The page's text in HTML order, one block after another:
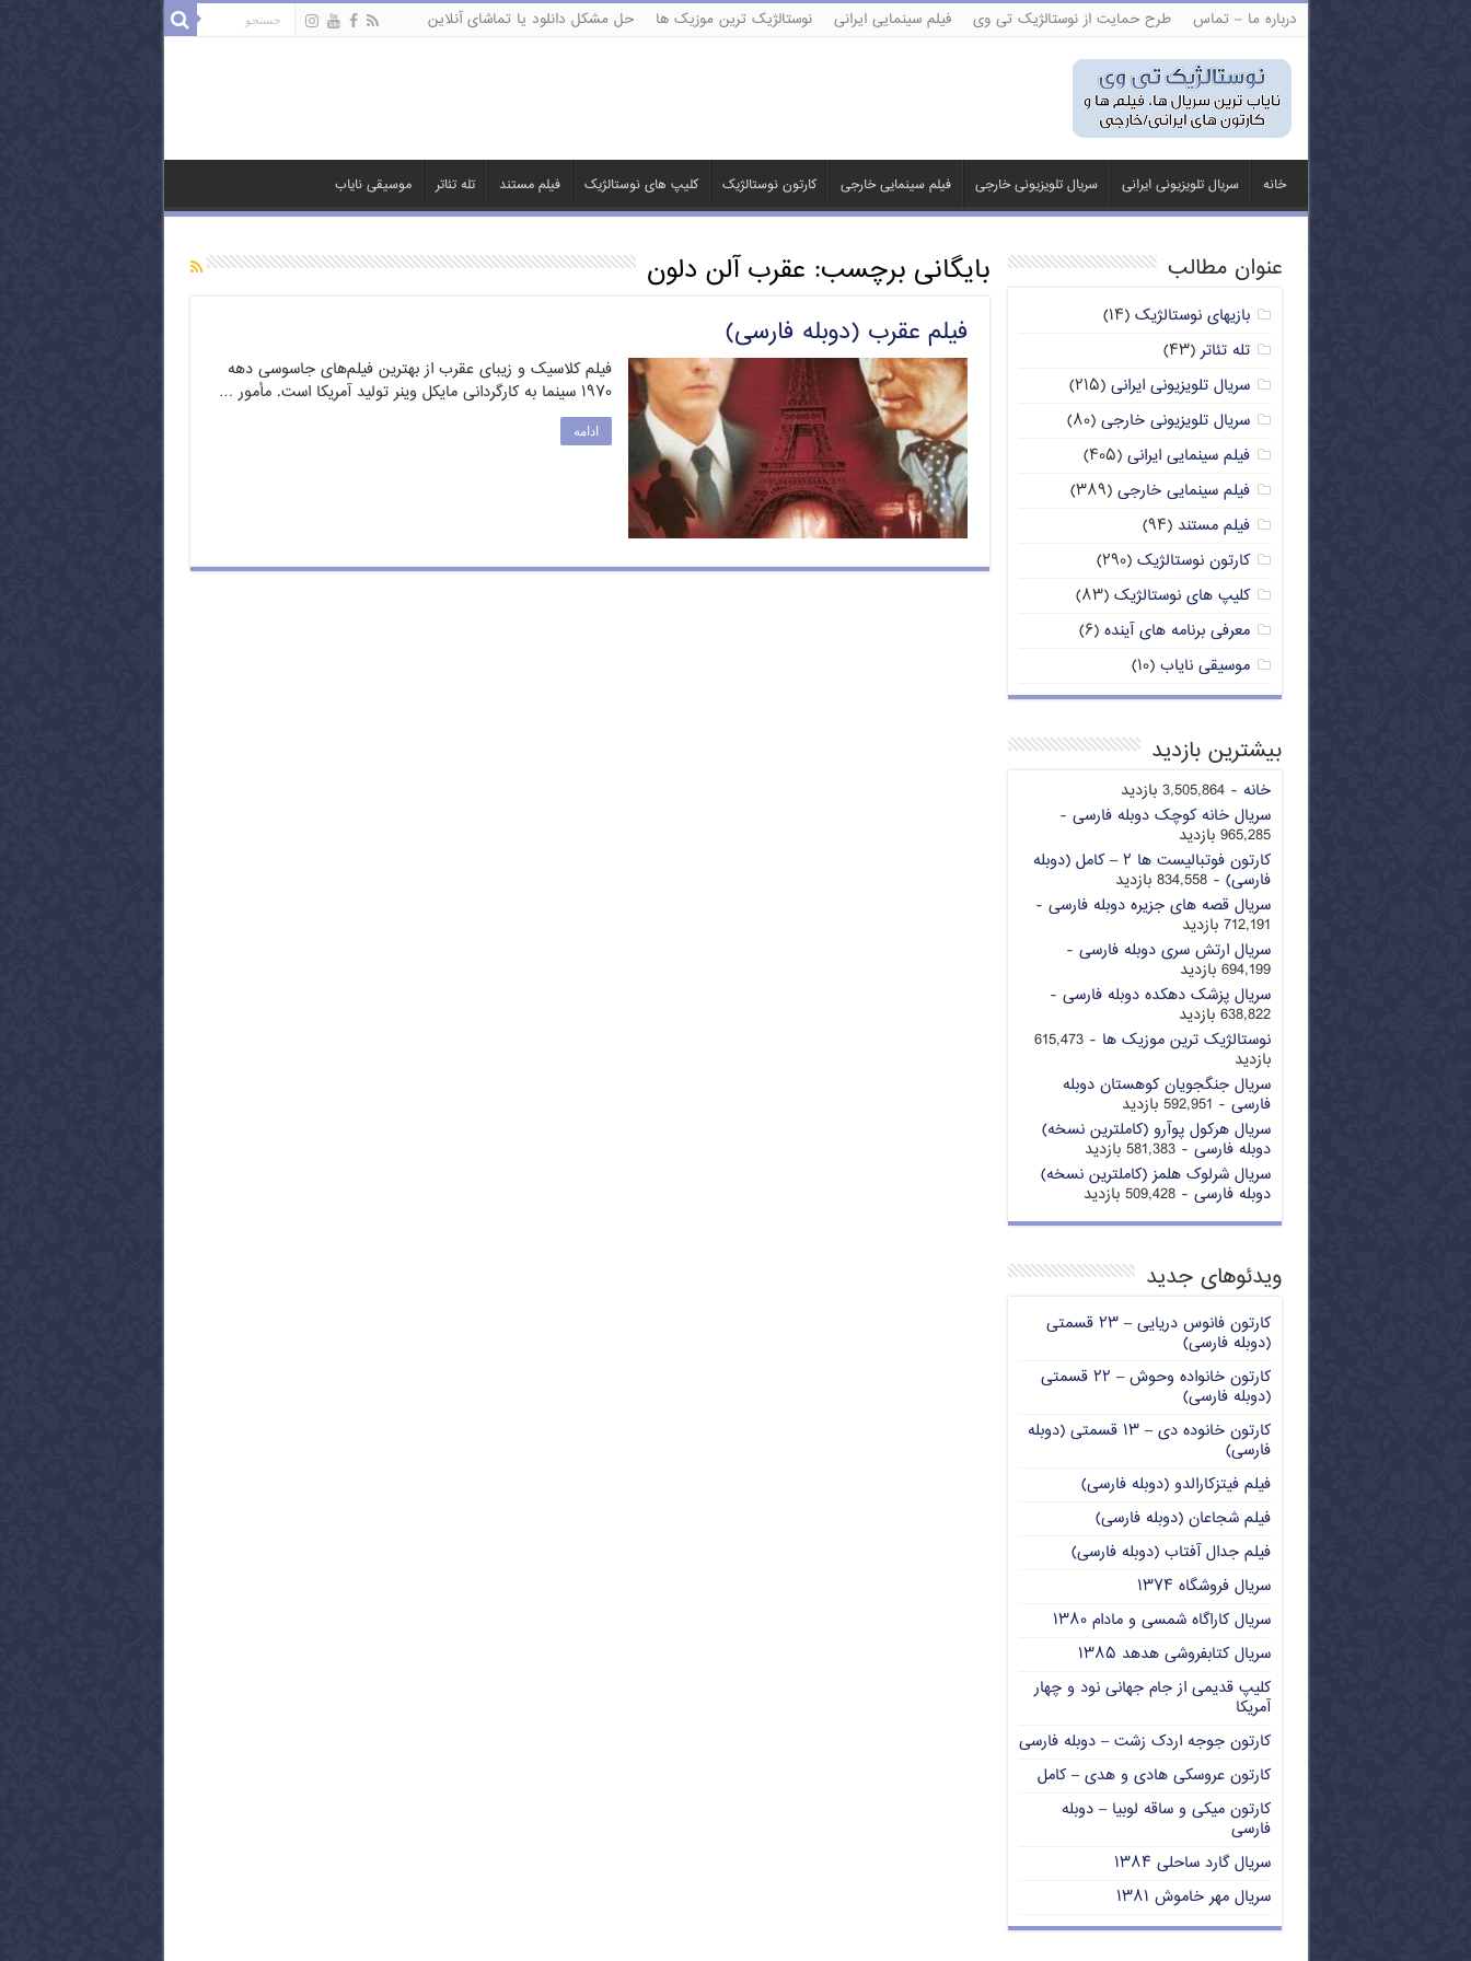
درباره ما – تماس طرح حمایت از نوستالژیک تی وی فیلم سینمایی ایرانی نوستالژیک ترین موزیک ها حل مشکل دانلود یا تماشای آنلاین
خانه سریال تلویزیونی ایرانی سریال تلویزیونی خارجی فیلم سینمایی خارجی کارتون نوستالژیک کلیپ های نوستالژیک فیلم مستند تله تئاتر موسیقی نایاب
بایگانی برچسب: عقرب آلن دلون
فیلم عقرب (دوبله فارسی)
فیلم کلاسیک و زیبای عقرب از بهترین فیلم‌های جاسوسی دهه
۱۹۷۰ سینما به کارگردانی مایکل وینر تولید آمریکا است. مأمور …
ادامه
عنوان مطالب
بازیهای نوستالژیک (۱۴)
تله تئاتر(۴۳)
سریال تلویزیونی ایرانی (۲۱۵)
سریال تلویزیونی خارجی (۸۰)
فیلم سینمایی ایرانی (۴۰۵)
فیلم سینمایی خارجی (۳۸۹)
فیلم مستند (۹۴)
کارتون نوستالژیک (۲۹۰)
کلیپ های نوستالژیک (۸۳)
معرفی برنامه های آینده (۶)
موسیقی نایاب (۱۰)
بیشترین بازدید
خانه - 3,505,864 بازدید
سریال خانه کوچک دوبله فارسی -
965,285 بازدید
کارتون فوتبالیست ها ۲ – کامل (دوبله
فارسی) - 834,558 بازدید
سریال قصه های جزیره دوبله فارسی -
712,191 بازدید
سریال ارتش سری دوبله فارسی -
694,199 بازدید
سریال پزشک دهکده دوبله فارسی -
638,822 بازدید
نوستالژیک ترین موزیک ها
- 615,473
بازدید
سریال جنگجویان کوهستان دوبله
فارسی - 592,951 بازدید
سریال هرکول پوآرو (کاملترین نسخه)
دوبله فارسی - 581,383 بازدید
سریال شرلوک هلمز (کاملترین نسخه)
دوبله فارسی - 509,428 بازدید
ویدئوهای جدید
کارتون فانوس دریایی – ۲۳ قسمتی
(دوبله فارسی)
کارتون خانواده وحوش – ۲۲ قسمتی
(دوبله فارسی)
کارتون خانوده دی – ۱۳ قسمتی (دوبله
فارسی)
فیلم فیتزکارالدو (دوبله فارسی)
فیلم شجاعان (دوبله فارسی)
فیلم جدال آفتاب (دوبله فارسی)
سریال فروشگاه ۱۳۷۴
سریال کاراگاه شمسی و مادام ۱۳۸۰
سریال کتابفروشی هدهد ۱۳۸۵
کلیپ قدیمی از جام جهانی نود و چهار
آمریکا
کارتون جوجه اردک زشت – دوبله فارسی
کارتون عروسکی هادی و هدی – کامل
کارتون میکی و ساقه لوبیا – دوبله
فارسی
سریال گارد ساحلی ۱۳۸۴
سریال مهر خاموش ۱۳۸۱